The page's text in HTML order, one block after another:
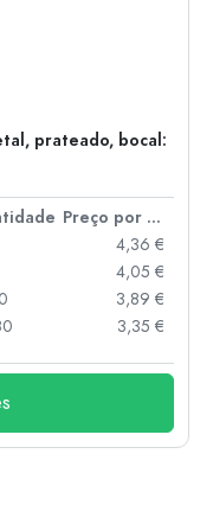
prateado, bocal:
Preço por peça
4,36 €
4,05 €
3,89 €
3,35 €